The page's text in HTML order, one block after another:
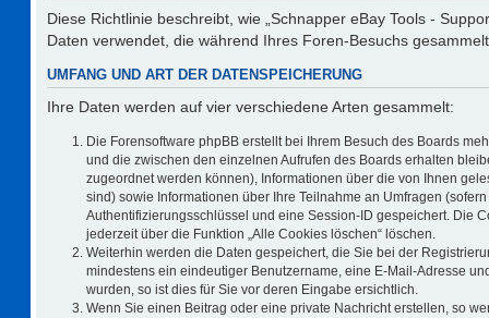
Diese Richtlinie beschreibt, wie „Schnapper eBay Tools -
Daten verwendet, die während Ihres Foren-Besuchs
UMFANG UND ART DER DATENSPEICHERUNG
Ihre Daten werden auf vier verschiedene Arten gesammelt:
Die Forensoftware phpBB erstellt bei Ihrem Besuch des Boards
und die zwischen den einzelnen Aufrufen des Boards erhalten
zugeordnet werden können), Informationen über die von Ihnen
sind) sowie Informationen über Ihre Teilnahme an Umfragen
Authentifizierungsschlüssel und eine Session-ID gespeichert. Die
jederzeit über die Funktion „Alle Cookies löschen“ löschen.
Weiterhin werden die Daten gespeichert, die Sie bei der
mindestens ein eindeutiger Benutzername, eine E-Mail-Adresse
wurden, so ist dies für Sie vor deren Eingabe ersichtlich.
Wenn Sie einen Beitrag oder eine private Nachricht erstellen, so